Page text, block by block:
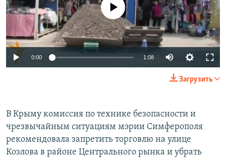
ПОБЕДИТЕЛЕЙ НЕ СУДЯТ?
КРЫМ.НЕПОКОРЕННЫЙ
ELIFBE
ПРИСОЕДИНЯЙТЕСЬ!No media source currently available
0:00 1:08
Загрузить
В Крыму комиссия по технике безопасности и
чрезвычайным ситуациям мэрии Симферополя
рекомендовала запретить торговлю на улице
Козлова в районе Центрального рынка и убрать